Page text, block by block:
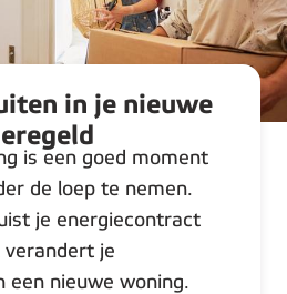
in je nieuwe
is een goed moment
de loep te nemen.
je energiecontract
verandert je
een nieuwe woning.